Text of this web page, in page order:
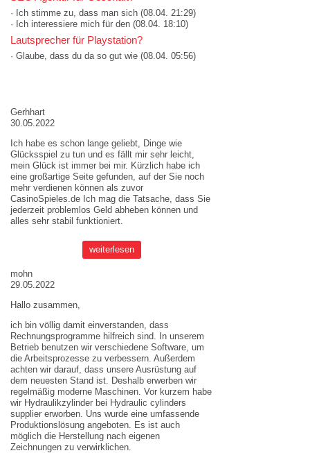
· Ich stimme zu, dass man sich (08.04. 21:29)
· Ich interessiere mich für den (08.04. 18:10)
Lautsprecher für Playstation?
· Glaube, dass du da so gut wie (08.04. 05:56)
Gerhhart
30.05.2022
Ich habe es schon lange geliebt, Dinge wie
Glücksspiel zu tun und es fällt mir sehr leicht,
mein Glück ist immer bei mir. Kürzlich habe ich
eine großartige Seite gefunden, auf der Sie noch
mehr verdienen können als zuvor
CasinoSpieles.de Ich mag die Tatsache, dass Sie
jederzeit problemlos Geld abheben können und
alles sehr stabil funktioniert.
weiterlesen
mohn
29.05.2022
Hallo zusammen,
ich bin völlig damit einverstanden, dass
Rechnungsprogramme hilfreich sind. In unserem
Betrieb benutzen wir verschiedene Software, um
die Arbeitsprozesse zu verbessern. Außerdem
achten wir darauf, dass unsere Ausrüstung auf
dem neuesten Stand ist. Deshalb erwerben wir
regelmäßig moderne Maschinen. Vor kurzem habe
wir Hydraulikzylinder bei Hydraulic cylinders
supplier erworben. Uns wurde eine umfassende
Produktionslösung angeboten. Es ist auch
möglich die Herstellung nach eigenen
Zeichnungen zu verwirklichen.